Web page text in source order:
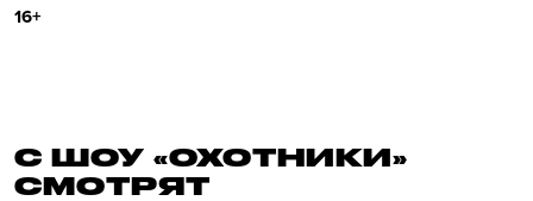
16+
С ШОУ «ОХОТНИКИ»
СМОТРЯТ